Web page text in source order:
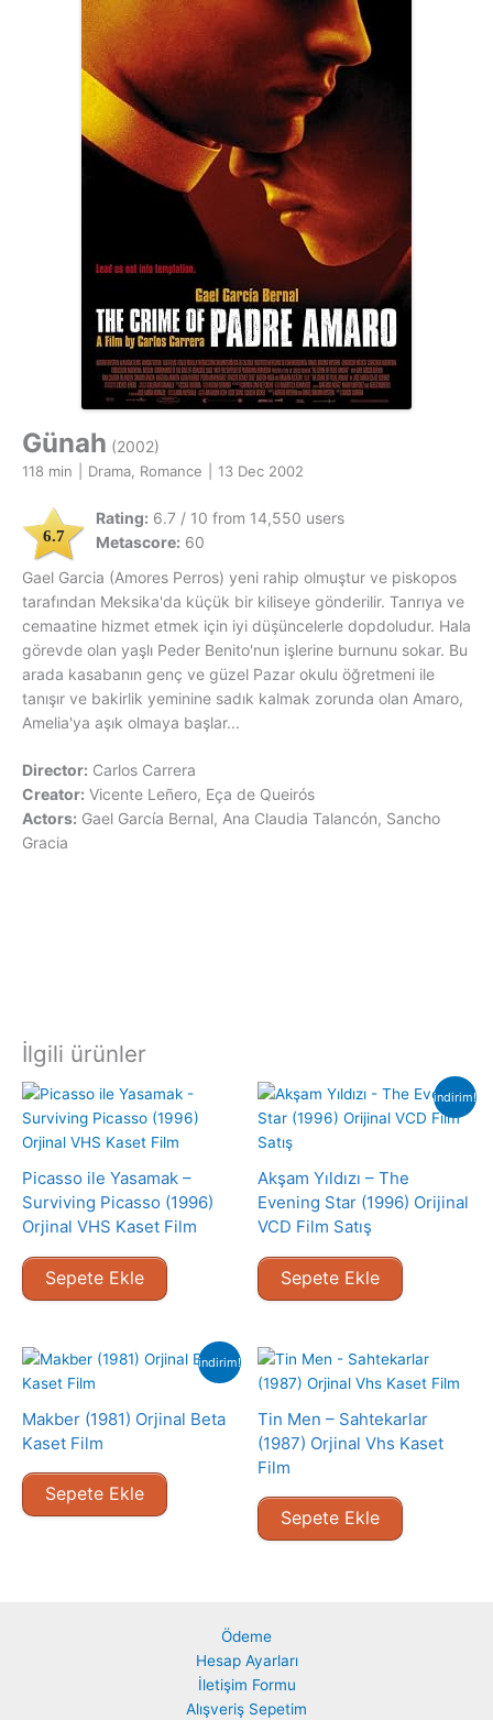
Günah (2002)
118 min Drama, Romance 13 Dec 2002
6.7
Rating: 6.7 / 10 from 14,550 users
Metascore: 60
Gael Garcia (Amores Perros) yeni rahip olmuştur ve piskopos
tarafından Meksika'da küçük bir kiliseye gönderilir. Tanrıya ve
cemaatine hizmet etmek için iyi düşüncelerle dopdoludur. Hala
görevde olan yaşlı Peder Benito'nun işlerine burnunu sokar. Bu
arada kasabanın genç ve güzel Pazar okulu öğretmeni ile
tanışır ve bakirlik yeminine sadık kalmak zorunda olan Amaro,
Amelia'ya aşık olmaya başlar...
Director: Carlos Carrera
Creator: Vicente Leñero, Eça de Queirós
Actors: Gael García Bernal, Ana Claudia Talancón, Sancho
Gracia
İlgili ürünler
Picasso ile Yasamak –
Surviving Picasso (1996)
Orjinal VHS Kaset Film
Sepete Ekle
indirim!
Akşam Yıldızı – The
Evening Star (1996) Orijinal
VCD Film Satış
Sepete Ekle
indirim!
Makber (1981) Orjinal Beta
Kaset Film
Sepete Ekle
Tin Men – Sahtekarlar
(1987) Orjinal Vhs Kaset
Film
Sepete Ekle
Ödeme
Hesap Ayarları
İletişim Formu
Alışveriş Sepetim